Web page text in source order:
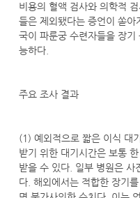
비용의 혈액 검사와 의학적
들은 제외됐다는 증언이 쏟
국이 파룬궁 수련자들을 장
능하다.
주요 조사 결과
(1) 예외적으로 짧은 이식 대
받기 위한 대기시간은 보통
받을 수 있다. 일부 병원은 사
다. 해외에서는 적합한 장기